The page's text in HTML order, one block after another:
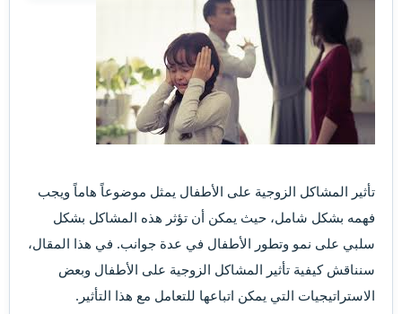
تأثير المشاكل الزوجية على الأطفال يمثل موضوعاً هاماً ويجب
فهمه بشكل شامل، حيث يمكن أن تؤثر هذه المشاكل بشكل
سلبي على نمو وتطور الأطفال في عدة جوانب. في هذا المقال،
سنناقش كيفية تأثير المشاكل الزوجية على الأطفال وبعض
الاستراتيجيات التي يمكن اتباعها للتعامل مع هذا التأثير.